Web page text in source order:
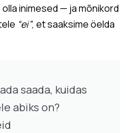
inimesed — ja mõnikord
“ei”, et saaksime öelda
saada, kuidas
abiks on?